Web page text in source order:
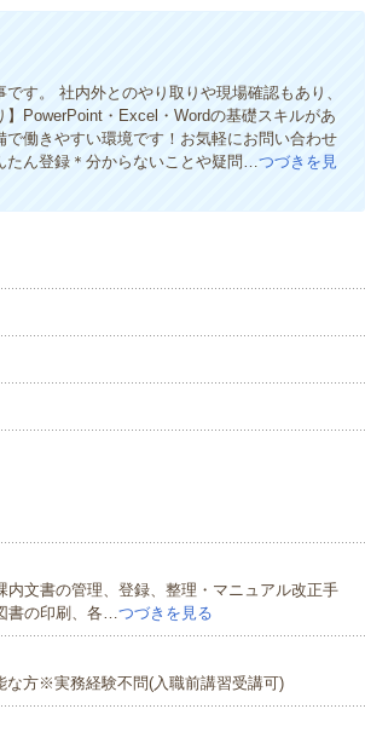
す。 社内外とのやり取りや現場確認もあり、
PowerPoint・Excel・Wordの基礎スキルがあ
働きやすい環境です！お気軽にお問い合わせ
たん登録＊分からないことや疑問…つづきを見
文書の管理、登録、整理・マニュアル改正手
書の印刷、各…つづきを見る
な方※実務経験不問(入職前講習受講可)